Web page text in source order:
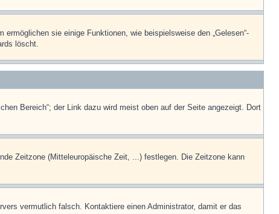
sie einige Funktionen, wie beispielsweise den „Gelesen“-
löscht.
Bereich“; der Link dazu wird meist oben auf der Seite angezeigt. Dort
Zeitzone (Mitteleuropäische Zeit, ...) festlegen. Die Zeitzone kann
vermutlich falsch. Kontaktiere einen Administrator, damit er das